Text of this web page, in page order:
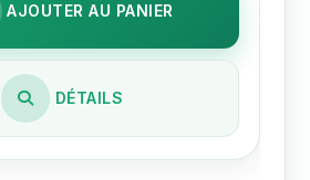
AJOUTER AU PANIER
DÉTAILS